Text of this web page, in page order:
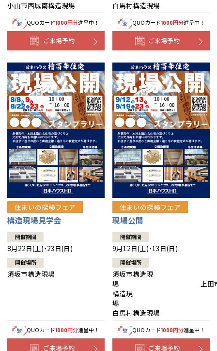
小山市西城南構造現場
QUOカード1000円分進呈中！
ご来場予約
白馬村構造現場
QUOカード1000円分進呈中！
ご来場予約
住まいの探検フェア
構造現場見学会
開催期間
8月22日(土)・23日(日)
開催場所
須坂市構造現場
QUOカード1000円分進呈中！
ご来場予約
住まいの探検フェア
現場公開
開催期間
9月12日(土)・13日(日)
開催場所
須坂市構造現
場 上田
構造現
白馬村構造現場
QUOカード1000円分進呈中！
ご来場予約